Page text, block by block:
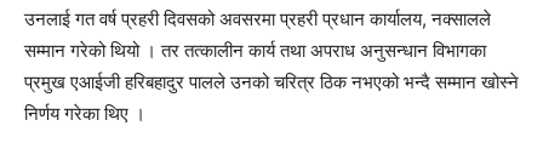
उनलाई गत वर्ष प्रहरी दिवसको अवसरमा प्रहरी प्रधान कार्यालय, नक्सालले
सम्मान गरेको थियो । तर तत्कालीन कार्य तथा अपराध अनुसन्धान विभागका
प्रमुख एआईजी हरिबहादुर पालले उनको चरित्र ठिक नभएको भन्दै सम्मान खोस्ने
निर्णय गरेका थिए ।